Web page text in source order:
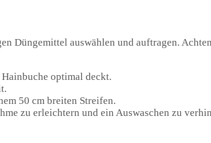
Düngemittel auswählen und auftragen.
optimal deckt.
50 cm breiten Streifen.
zu erleichtern und ein Auswaschen zu